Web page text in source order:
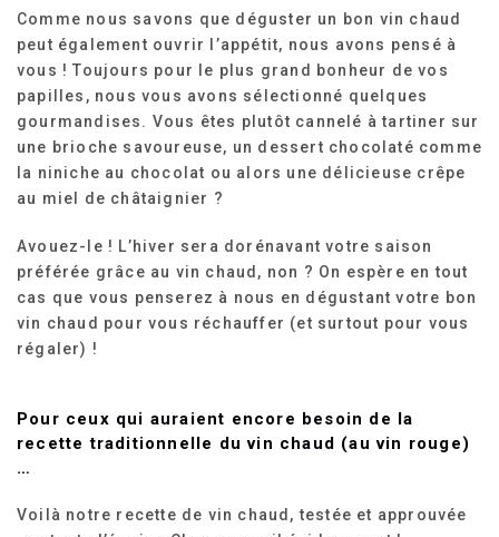
Comme nous savons que déguster un bon vin chaud
peut également ouvrir l’appétit, nous avons pensé à
vous ! Toujours pour le plus grand bonheur de vos
papilles, nous vous avons sélectionné quelques
gourmandises. Vous êtes plutôt cannelé à tartiner sur
une brioche savoureuse, un dessert chocolaté comme
la niniche au chocolat ou alors une délicieuse crêpe
au miel de châtaignier ?
Avouez-le ! L’hiver sera dorénavant votre saison
préférée grâce au vin chaud, non ? On espère en tout
cas que vous penserez à nous en dégustant votre bon
vin chaud pour vous réchauffer (et surtout pour vous
régaler) !
Pour ceux qui auraient encore besoin de la
recette traditionnelle du vin chaud (au vin rouge)
…
Voilà notre recette de vin chaud, testée et approuvée